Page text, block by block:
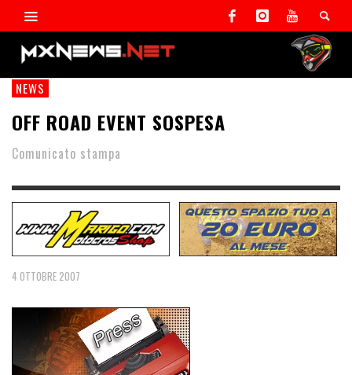
NEWS
OFF ROAD EVENT SOSPESA
Comunicato stampa
4 OTTOBRE 2007